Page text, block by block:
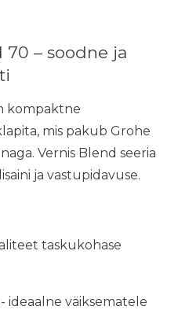
70 – soodne ja
kompaktne
mis pakub Grohe
Vernis Blend seeria
ja vastupidavuse.
taskukohase
- ideaalne väiksematele